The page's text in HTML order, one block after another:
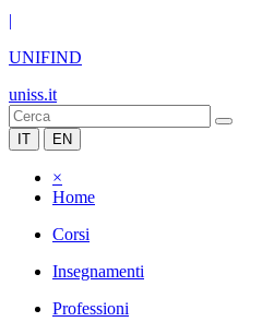
|
UNIFIND
uniss.it
IT EN
×
Home
Corsi
Insegnamenti
Professioni